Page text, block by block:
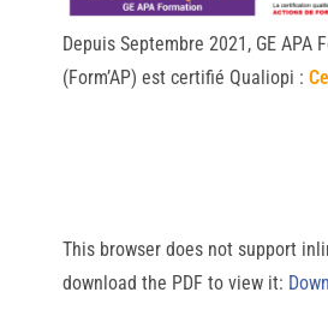
Depuis Septembre 2021, GE APA
(Form’AP) est certifié Qualiopi :
This browser does not support
download the PDF to view it: